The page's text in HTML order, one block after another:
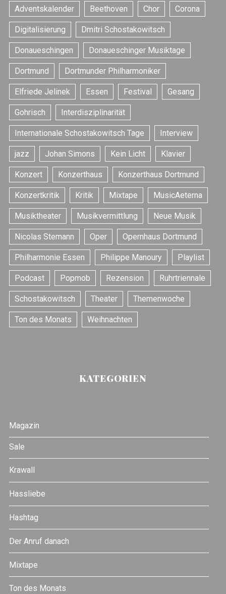
Adventskalender Beethoven Chor Corona
Digitalisierung Dmitri Schostakowitsch
Donaueschingen Donaueschinger Musiktage
Dortmund Dortmunder Philharmoniker
Elfriede Jelinek Essen Festival Gesang
Gohrisch Interdisziplinarität
Internationale Schostakowitsch Tage Interview
jazz Johan Simons Kein Licht Klavier
Konzert Konzerthaus Konzerthaus Dortmund
Konzertkritik Kritik Mixtape MusicAeterna
Musiktheater Musikvermittlung Neue Musik
Nicolas Stemann Oper Opernhaus Dortmund
Philharmonie Essen Philippe Manoury Playlist
Podcast Popmob Rezension Ruhrtriennale
Schostakowitsch Theater Themenwoche
Ton des Monats Weihnachten
KATEGORIEN
Magazin
Sale
Krawall
Hassliebe
Hashtag
Der Anruf danach
Mixtape
Ton des Monats